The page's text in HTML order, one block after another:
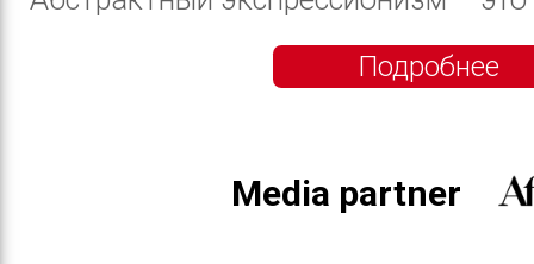
Подробнее
Media partner